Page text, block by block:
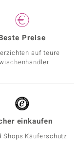
Preise
auf teure
einkaufen
Shops Käuferschutz